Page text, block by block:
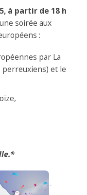
à partir de 18 h
soirée aux
:
par La
perreuxiens) et le